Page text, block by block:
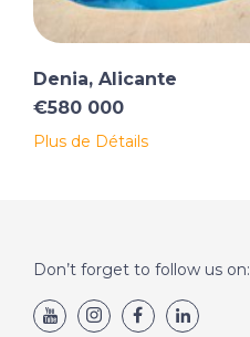
Denia, Alicante
€580 000
Plus de Détails
Don’t forget to follow us on: